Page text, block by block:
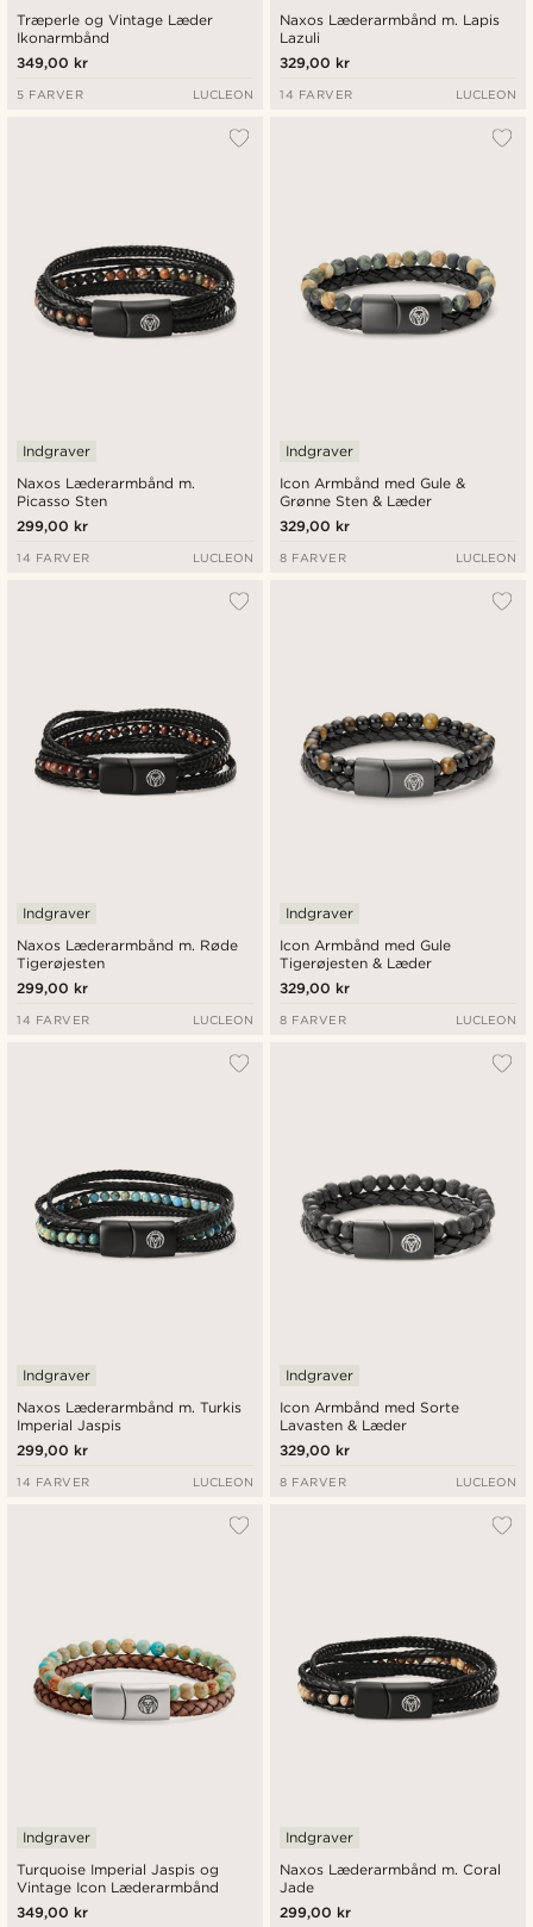
Træperle og Vintage Læder
Ikonarmbånd
349,00 kr
5 FARVER LUCLEON
Naxos Læderarmbånd m. Lapis
Lazuli
329,00 kr
14 FARVER LUCLEON
Naxos Læderarmbånd m.
Picasso Sten
Indgraver
299,00 kr
14 FARVER LUCLEON
Icon Armbånd med Gule &
Grønne Sten & Læder
Indgraver
329,00 kr
8 FARVER LUCLEON
Naxos Læderarmbånd m. Røde
Tigerøjesten
Indgraver
299,00 kr
14 FARVER LUCLEON
Icon Armbånd med Gule
Tigerøjesten & Læder
Indgraver
329,00 kr
8 FARVER LUCLEON
Naxos Læderarmbånd m. Turkis
Imperial Jaspis
Indgraver
299,00 kr
14 FARVER LUCLEON
Icon Armbånd med Sorte
Lavasten & Læder
Indgraver
329,00 kr
8 FARVER LUCLEON
Turquoise Imperial Jaspis og
Vintage Icon Læderarmbånd
Indgraver
349,00 kr
Naxos Læderarmbånd m. Coral
Jade
Indgraver
299,00 kr